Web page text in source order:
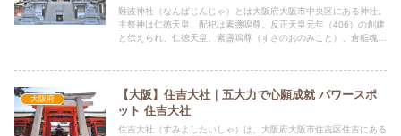
難波神社（なんばじんじゃ）とは大阪府大阪市中央区にある神社。
主祭神は仁徳天皇、配祀は素盞嗚尊。反正天皇元年（406）の創建
と伝えられ、仁徳天皇、素盞嗚尊（すさのおのみこと）、倉稲魂尊
大阪府
【大阪】住吉大社｜五大力で心願成就 パワースポ
ット 住吉大社
住吉大社（すみよしたいしゃ）は、大阪府大阪市住吉区住吉にある